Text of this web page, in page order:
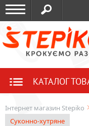
КАТАЛОГ
Інтернет магазин Stepiko
Суконно-хутряне